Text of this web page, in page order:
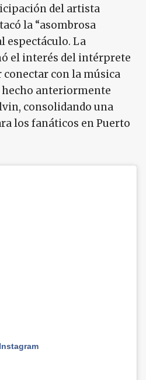
del artista
la “asombrosa
espectáculo. La
el interés del intérprete
conectar con la música
anteriormente
consolidando una
los fanáticos en Puerto